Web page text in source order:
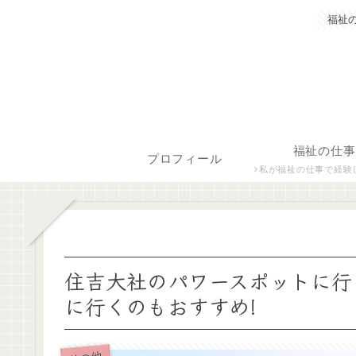
福祉
プロフィール
福祉の仕事
私が福祉の仕事で経験した保育士、障がい者生活支援員につ
住吉大社のパワースポットに
に行くのもおすすめ!